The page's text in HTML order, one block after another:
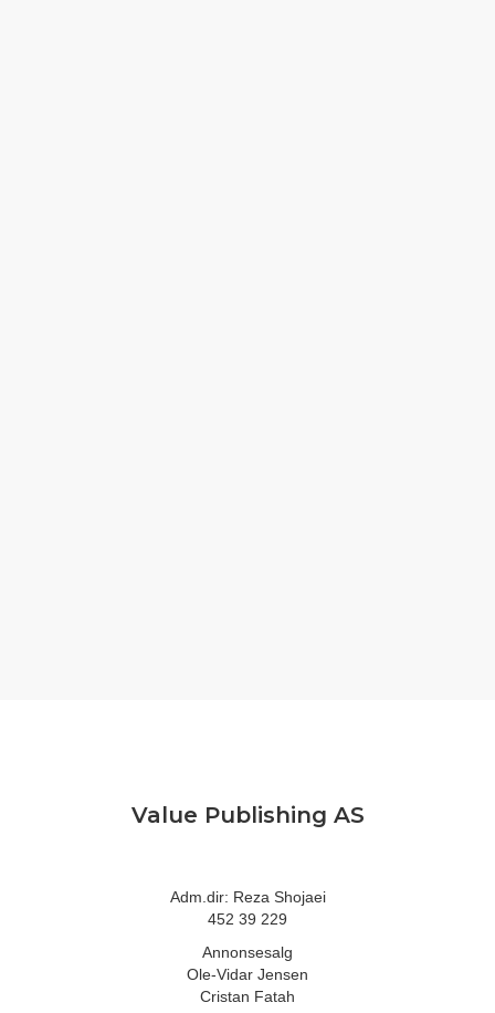
Value Publishing AS
Adm.dir: Reza Shojaei
452 39 229
Annonsesalg
Ole-Vidar Jensen
Cristan Fatah